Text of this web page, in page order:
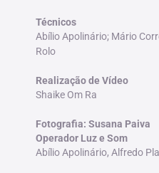
Técnicos
Abílio Apolinário; Mário
Rolo
Realização de Vídeo
Shaike Om Ra
Fotografia: Susana Paiva
Operador Luz e Som
Abílio Apolinário, Alfredo